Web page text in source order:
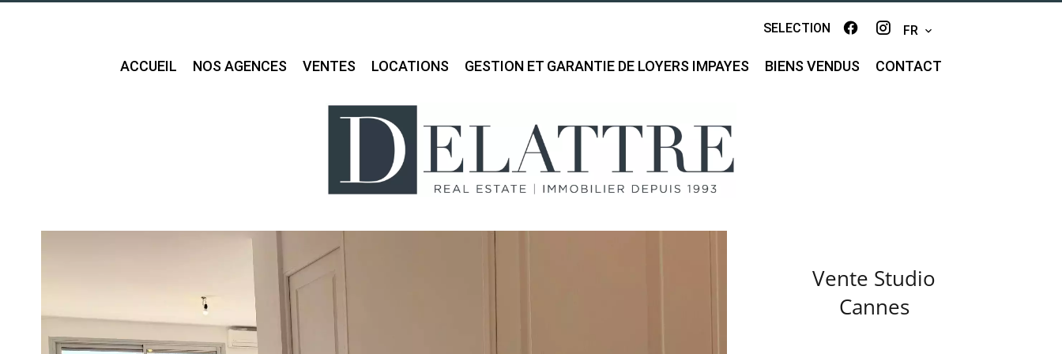
SELECTION FR
ACCUEIL NOS AGENCES VENTES LOCATIONS GESTION ET GARANTIE DE LOYERS IMPAYES BIENS VENDUS CONTACT
Vente Studio
Cannes